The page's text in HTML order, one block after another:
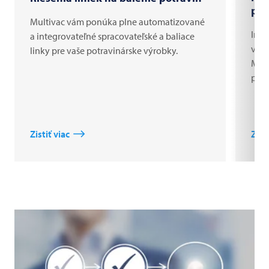
Multivac vám ponúka plne automatizované
a integrovateľné spracovateľské a baliace
linky pre vaše potravinárske výrobky.
Zistiť viac